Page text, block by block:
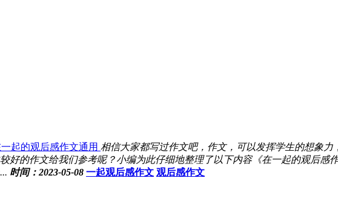
起的观后感作文通用 相信大家都写过作文吧，作文，可以发挥学生的想象
好的作文给我们参考呢？小编为此仔细地整理了以下内容《在一起的观后感
时间：2023-05-08 一起观后感作文 观后感作文